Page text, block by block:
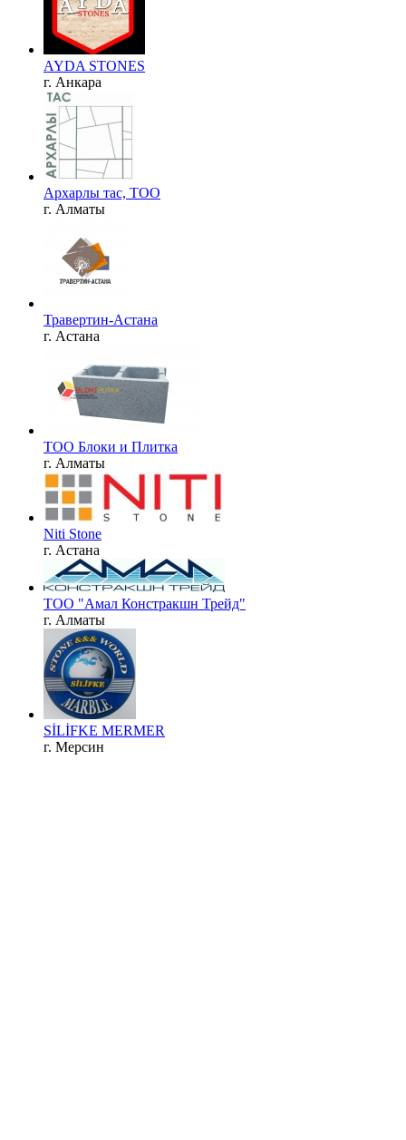
AYDA STONES
г. Анкара
Архарлы тас, ТОО
г. Алматы
Травертин-Астана
г. Астана
ТОО Блоки и Плитка
г. Алматы
Niti Stone
г. Астана
ТОО "Амал Констракшн Трейд"
г. Алматы
SİLİFKE MERMER
г. Мерсин